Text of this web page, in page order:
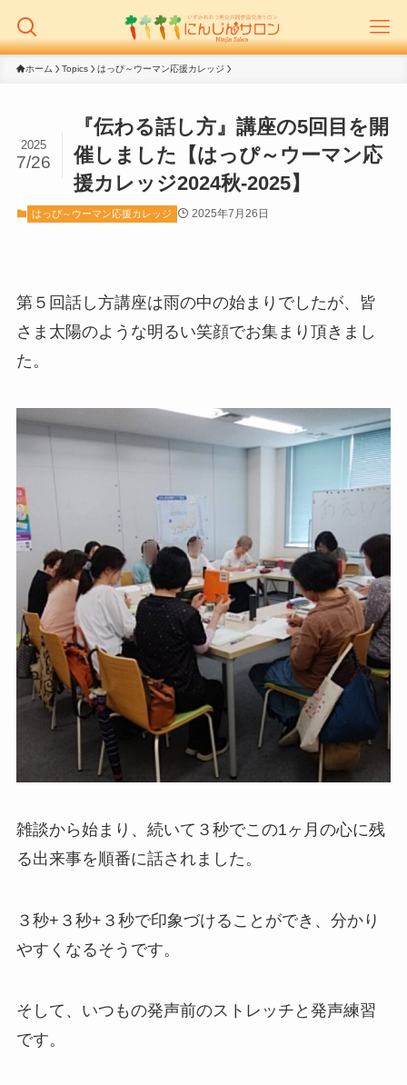
ホーム Topics はっぴ～ウーマン応援カレッジ
『伝わる話し方』講座の5回目を開
催しました【はっぴ～ウーマン応
援カレッジ2024秋-2025】
2025
7/26
はっぴ～ウーマン応援カレッジ 2025年7月26日
第５回話し方講座は雨の中の始まりでしたが、皆
さま太陽のような明るい笑顔でお集まり頂きまし
た。
雑談から始まり、続いて３秒でこの1ヶ月の心に残
る出来事を順番に話されました。
３秒+３秒+３秒で印象づけることができ、分かり
やすくなるそうです。
そして、いつもの発声前のストレッチと発声練習
です。